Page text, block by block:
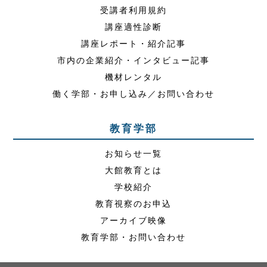
受講者利用規約
講座適性診断
講座レポート・紹介記事
市内の企業紹介・インタビュー記事
機材レンタル
働く学部・お申し込み／お問い合わせ
教育学部
お知らせ一覧
大館教育とは
学校紹介
教育視察のお申込
アーカイブ映像
教育学部・お問い合わせ